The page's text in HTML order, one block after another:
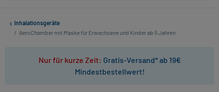
Inhalationsgeräte
/ AeroChamber mit Maske für Erwachsene und Kinder ab 5 Jahren
Nur für kurze Zeit: Gratis-Versand* ab 19€
Mindestbestellwert!